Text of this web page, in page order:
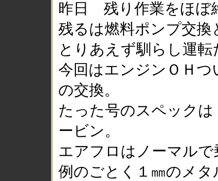
昨日 残り作業をほぼ
残るは燃料ポンプ交
とりあえず馴らし運転
今回はエンジンＯＨ
の交換。
たった号のスペック
ービン。
エアフロはノーマル
例のごとく１㎜のメ